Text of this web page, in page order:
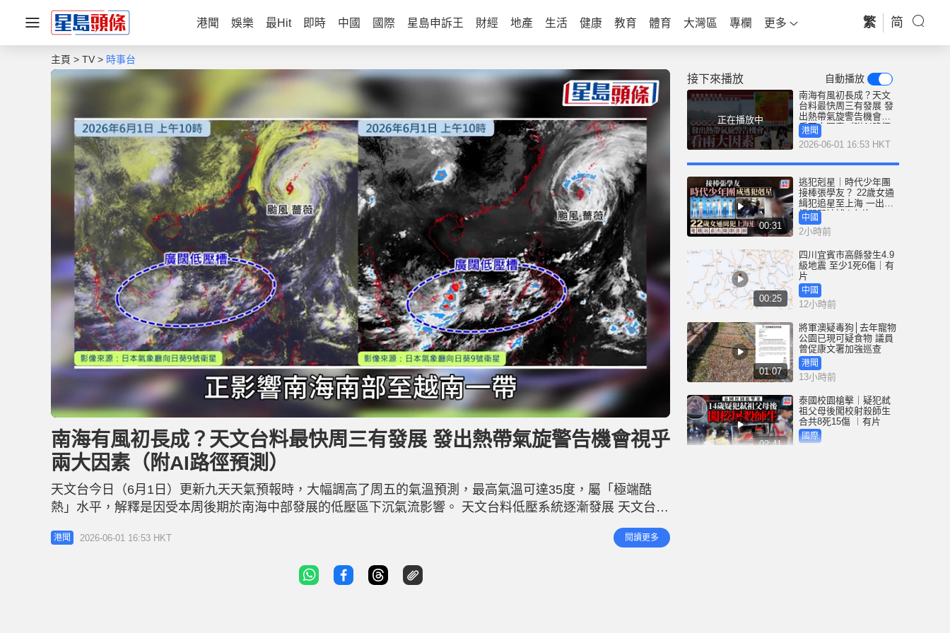
港聞 娛樂 最Hit 即時 中國 國際 星島申訴王 財經 地產 生活 健康 教育 體育 大灣區 專欄 更多 繁 简
主頁 TV 時事台
U
n
u
t
o
e
3
8
.
7
%
南海有風初長成？天文台料最快周三有發展 發出熱帶氣旋警告機會視乎
兩大因素（附AI路徑預測）
天文台今日（6月1日）更新九天天氣預報時，大幅調高了周五的氣溫預測，最高氣溫可達35度，屬「極端酷
熱」水平，解釋是因受本周後期於南海中部發展的低壓區下沉氣流影響。 天文台料低壓系統逐漸發展 天文台同
日下午在《天氣隨筆》進一步解釋，該低壓區會在南海中部發展，並在本周後期橫過南海東北部，移向台灣一
帶。而該低壓系統的環流較為細小，是否需要發出熱帶氣旋警告信號要視乎該低壓系統的發展速度，以及其與
港聞 2026-06-01 16:53 HKT 閱讀更多
接下來播放 自動播放
正在播放中
南海有風初長成？天文
台料最快周三有發展 發
出熱帶氣旋警告機會視
乎兩大因素（附AI路徑
預測）
港聞
2026-06-01 16:53 HKT
00:31
逃犯剋星｜時代少年團
接棒張學友？ 22歲女通
緝犯追星至上海 一出地
鐵閘即被捕 | 有片
中國
2小時前
00:25
四川宜賓市高縣發生4.9
級地震 至少1死6傷｜有
片
中國
12小時前
01:07
將軍澳疑毒狗│去年寵物
公園已現可疑食物 議員
曾促康文署加強巡查
港聞
13小時前
02:41
泰國校園槍擊｜疑犯弒
祖父母後闖校射殺師生
合共8死15傷 ︱有片
國際